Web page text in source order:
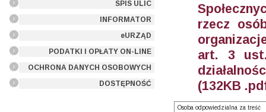
SPIS ULIC
INFORMATOR
eURZĄD
PODATKI I OPŁATY ON-LINE
OCHRONA DANYCH OSOBOWYCH
DOSTĘPNOŚĆ
rzecz
art. 3
(132KB
Osoba odpowiedzialna za treść